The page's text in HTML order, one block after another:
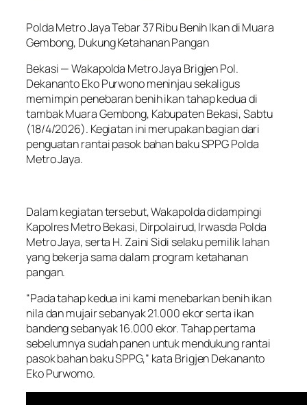
Polda Metro Jaya Tebar 37 Ribu Benih Ikan di Muara
Gembong, Dukung Ketahanan Pangan
Bekasi — Wakapolda Metro Jaya Brigjen Pol.
Dekananto Eko Purwono meninjau sekaligus
memimpin penebaran benih ikan tahap kedua di
tambak Muara Gembong, Kabupaten Bekasi, Sabtu
(18/4/2026). Kegiatan ini merupakan bagian dari
penguatan rantai pasok bahan baku SPPG Polda
Metro Jaya.
Dalam kegiatan tersebut, Wakapolda didampingi
Kapolres Metro Bekasi, Dirpolairud, Irwasda Polda
Metro Jaya, serta H. Zaini Sidi selaku pemilik lahan
yang bekerja sama dalam program ketahanan
pangan.
“Pada tahap kedua ini kami menebarkan benih ikan
nila dan mujair sebanyak 21.000 ekor serta ikan
bandeng sebanyak 16.000 ekor. Tahap pertama
sebelumnya sudah panen untuk mendukung rantai
pasok bahan baku SPPG,” kata Brigjen Dekananto
Eko Purwomo.